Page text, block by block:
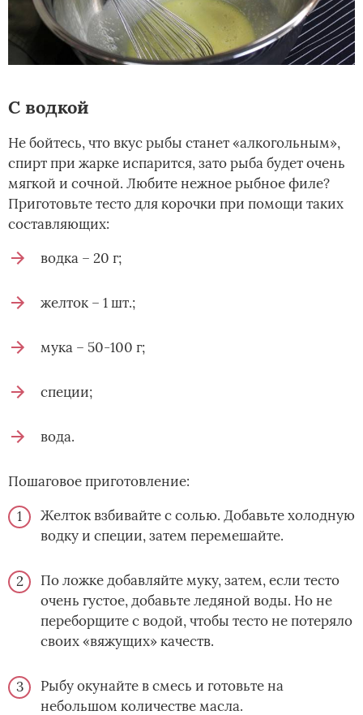
С водкой
Не бойтесь, что вкус рыбы станет «алкогольным»,
спирт при жарке испарится, зато рыба будет очень
мягкой и сочной. Любите нежное рыбное филе?
Приготовьте тесто для корочки при помощи таких
составляющих:
водка – 20 г;
желток – 1 шт.;
мука – 50-100 г;
специи;
вода.
Пошаговое приготовление:
Желток взбивайте с солью. Добавьте холодную
водку и специи, затем перемешайте.
По ложке добавляйте муку, затем, если тесто
очень густое, добавьте ледяной воды. Но не
переборщите с водой, чтобы тесто не потеряло
своих «вяжущих» качеств.
Рыбу окунайте в смесь и готовьте на
небольшом количестве масла.